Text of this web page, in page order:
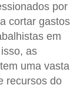
por
cortar gastos
em
as
uma vasta
recursos do